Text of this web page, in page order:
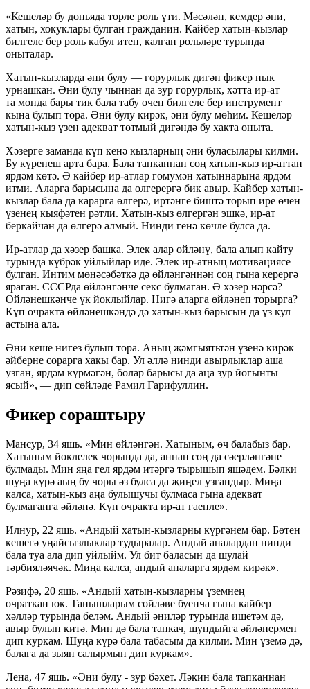
«Кешеләр бу дөньяда төрле роль үти. Мәсәлән, кемдер әни,
хатын, хокуклары булган гражданин. Кайбер хатын-кызлар
билгеле бер роль кабул итеп, калган рольләре турында
оныталар.
Хатын-кызларда әни булу — горурлык дигән фикер нык
урнашкан. Әни булу чыннан да зур горурлык, хәтта ир-ат
та монда бары тик бала табу өчен билгеле бер инструмент
кына булып тора. Әни булу кирәк, әни булу мөһим. Кешеләр
хатын-кыз үзен адекват тотмый дигәндә бу хакта оныта.
Хәзерге заманда күп кенә кызларның әни буласылары килми.
Бу күренеш арта бара. Бала тапканнан соң хатын-кыз ир-аттан
ярдәм көтә. Ә кайбер ир-атлар гомумән хатыннарына ярдәм
итми. Аларга барысына да өлгерергә бик авыр. Кайбер хатын-
кызлар бала да карарга өлгерә, иртәнге биштә торып ире өчен
үзенең кыяфәтен рәтли. Хатын-кыз өлгергән эшкә, ир-ат
беркайчан да өлгерә алмый. Нинди генә көчле булса да.
Ир-атлар да хәзер башка. Элек алар өйләнү, бала алып кайту
турында күбрәк уйлыйлар иде. Элек ир-атның мотивациясе
булган. Интим мөнәсәбәткә дә өйләнгәннән соң гына керергә
яраган. СССРда өйләнгәнче секс булмаган. Ә хәзер нәрсә?
Өйләнешкәнче үк йоклыйлар. Нигә аларга өйләнеп торырга?
Күп очракта өйләнешкәндә дә хатын-кыз барысын да үз кул
астына ала.
Әни кеше нигез булып тора. Аның җәмгыятьтән үзенә кирәк
әйберне сорарга хакы бар. Ул әллә нинди авырлыклар аша
узган, ярдәм күрмәгән, болар барысы да аңа зур йогынты
ясый», — дип сөйләде Рамил Гарифуллин.
Фикер сораштыру
Мансур, 34 яшь. «Мин өйләнгән. Хатыным, өч балабыз бар.
Хатыным йөклелек чорында да, аннан соң да сәерләнгәне
булмады. Мин яңа гел ярдәм итәргә тырышып яшәдем. Бәлки
шуңа күрә аың бу чоры әз булса да җиңел узгандыр. Миңа
калса, хатын-кыз аңа булышучы булмаса гына адекват
булмаганга әйләнә. Күп очракта ир-ат гаепле».
Илнур, 22 яшь. «Андый хатын-кызларны күргәнем бар. Бөтен
кешегә уңайсызлыклар тудыралар. Андый аналардан нинди
бала туа ала дип уйлыйм. Ул бит баласын да шулай
тәрбияләячәк. Миңа калса, андый аналарга ярдәм кирәк».
Рәзифә, 20 яшь. «Андый хатын-кызларны үземнең
очраткан юк. Танышларым сөйләве буенча гына кайбер
хәлләр турында беләм. Андый әниләр турында ишетәм дә,
авыр булып китә. Мин дә бала тапкач, шундыйга әйләнермен
дип куркам. Шуңа күрә бала табасым да килми. Мин үземә дә,
балага да зыян салырмын дип куркам».
Лена, 47 яшь. «Әни булу - зур бәхет. Ләкин бала тапканнан